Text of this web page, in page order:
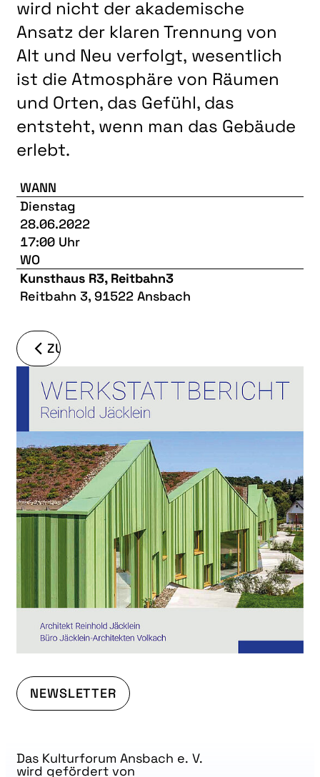
wird nicht der akademische
Ansatz der klaren Trennung von
Alt und Neu verfolgt, wesentlich
ist die Atmosphäre von Räumen
und Orten, das Gefühl, das
entsteht, wenn man das Gebäude
erlebt.
WANN
Dienstag
28.06.2022
17:00 Uhr
WO
Kunsthaus R3, Reitbahn3
Reitbahn 3, 91522 Ansbach
ZURÜCK
NEWSLETTER
Das Kulturforum Ansbach e. V.
wird gefördert von